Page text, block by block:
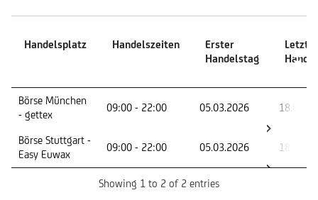
Handelsplatz Handelszeiten
Erster
Handelstag
Letzter
Handelsplatz
Handelstag
Börse München
- gettex
09:00 - 22:00 05.03.2026
Börse Stuttgart -
Easy Euwax
09:00 - 22:00 05.03.2026
Showing 1 to 2 of 2 entries